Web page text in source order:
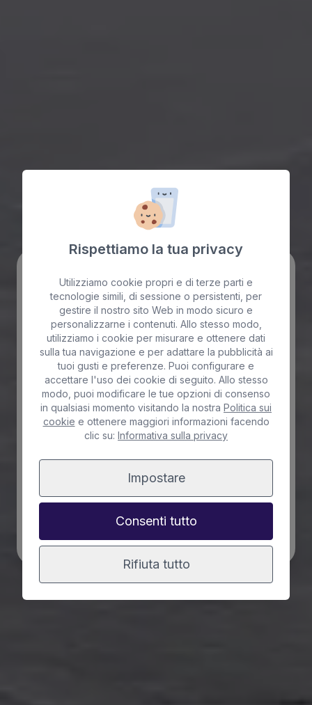
Adulti
+11 anni
Bambini
dai 4 agli 11 anni
Neonati
Da 0 a 3 anni
Famiglia numerosa *
Lo sconto per residenti verrà richiesto e applicato nella fase
finale dell'acquisto.
Rispettiamo la tua privacy
Utilizziamo cookie propri e di terze parti e
tecnologie simili, di sessione o persistenti, per
gestire il nostro sito Web in modo sicuro e
personalizzarne i contenuti. Allo stesso modo,
utilizziamo i cookie per misurare e ottenere dati
sulla tua navigazione e per adattare la pubblicità ai
tuoi gusti e preferenze. Puoi configurare e
accettare l'uso dei cookie di seguito. Allo stesso
modo, puoi modificare le tue opzioni di consenso
in qualsiasi momento visitando la nostra Politica sui
cookie e ottenere maggiori informazioni facendo
clic su: Informativa sulla privacy
Impostare
Consenti tutto
Rifiuta tutto